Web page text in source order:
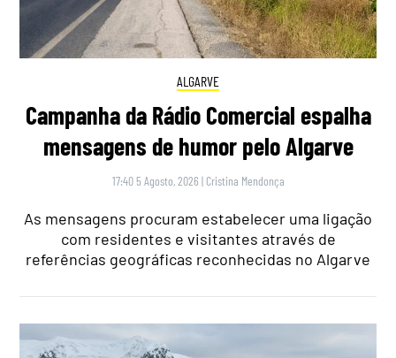
ALGARVE
Campanha da Rádio Comercial espalha
mensagens de humor pelo Algarve
17:40 5 Agosto, 2026 | Cristina Mendonça
As mensagens procuram estabelecer uma ligação
com residentes e visitantes através de
referências geográficas reconhecidas no Algarve